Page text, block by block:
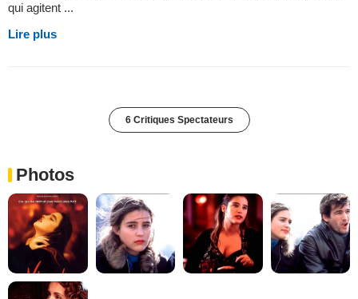
qui agitent ...
Lire plus
6 Critiques Spectateurs
Photos